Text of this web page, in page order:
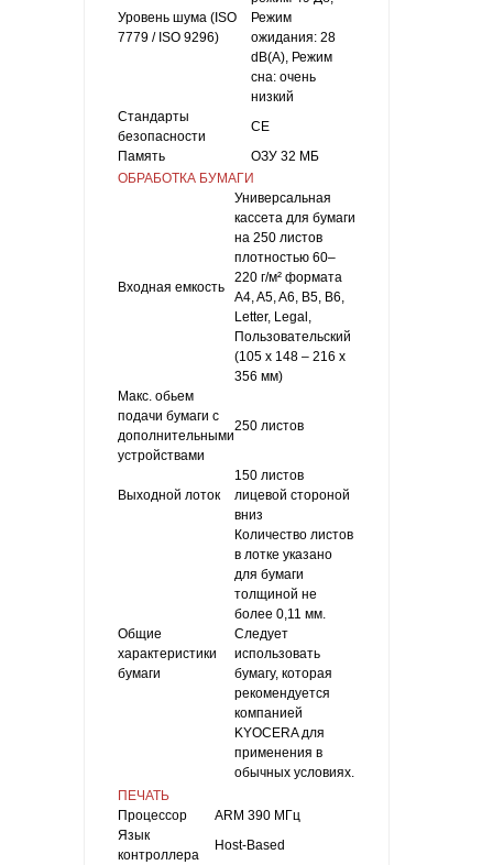
Уровень шума (ISO
7779 / ISO 9296)
Режим
ожидания: 28
dB(A), Режим
сна: очень
низкий
Стандарты
безопасности
CE
Память
ОЗУ 32 МБ
ОБРАБОТКА БУМАГИ
Входная емкость
Универсальная
кассета для бумаги
на 250 листов
плотностью 60–
220 г/м² формата
A4, A5, A6, B5, B6,
Letter, Legal,
Пользовательский
(105 x 148 – 216 x
356 мм)
Макс. обьем
подачи бумаги с
дополнительными
устройствами
250 листов
Выходной лоток
150 листов
лицевой стороной
вниз
Общие
характеристики
бумаги
Количество листов
в лотке указано
для бумаги
толщиной не
более 0,11 мм.
Следует
использовать
бумагу, которая
рекомендуется
компанией
KYOCERA для
применения в
обычных условиях.
ПЕЧАТЬ
Процессор
ARM 390 МГц
Язык
контроллера
Host-Based